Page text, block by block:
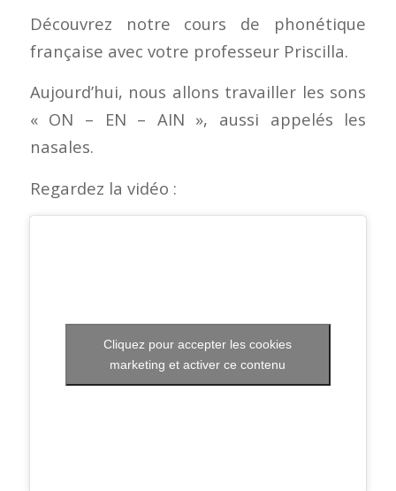
Découvrez notre cours de phonétique
française avec votre professeur Priscilla.
Aujourd’hui, nous allons travailler les sons
« ON – EN – AIN », aussi appelés les
nasales.
Regardez la vidéo :
Cliquez pour accepter les cookies
marketing et activer ce contenu